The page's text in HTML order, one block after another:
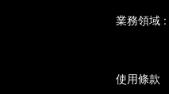
業務領域 :
使用條款